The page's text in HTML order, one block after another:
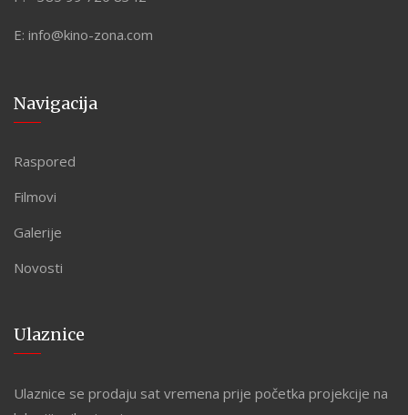
E: info@kino-zona.com
Navigacija
Raspored
Filmovi
Galerije
Novosti
Ulaznice
Ulaznice se prodaju sat vremena prije početka projekcije na